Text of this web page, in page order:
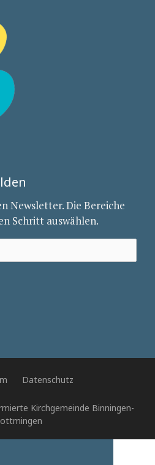
Newsletter. Die Bereiche
Schritt auswählen.
Datenschutz
Kirchgemeinde Binningen-